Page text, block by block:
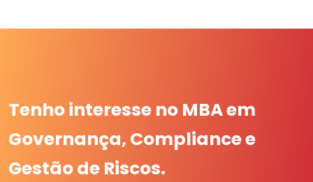
Tenho interesse no MBA em
Governança, Compliance e
Gestão de Riscos.